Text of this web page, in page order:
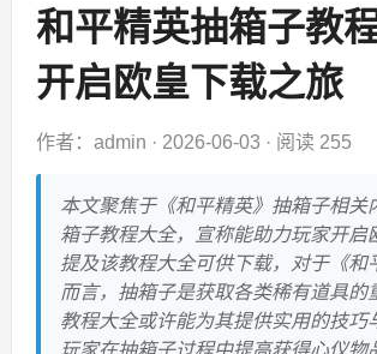
和平精英抽箱子教程
开启欧皇下载之旅
作者：admin · 2026-06-03 · 阅读 255
本文聚焦于《和平精英》抽箱子相关
箱子教程大全，宣称能助力玩家开启
提及该教程大全可供下载，对于《和
而言，抽箱子是获取各类稀有道具的
教程大全或许能为其提供实用的技巧
玩家在抽箱子过程中提高获得心仪物